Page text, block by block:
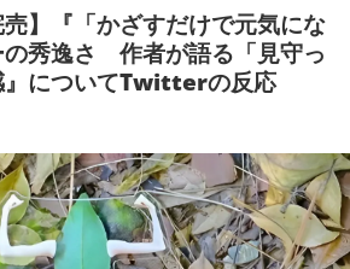
売】『「かざすだけで元気にな
の秀逸さ 作者が語る「見守っ
』についてTwitterの反応